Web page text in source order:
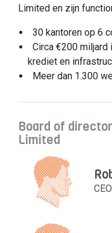
Limited en zijn
30 kantoren op 6
Circa €200 miljard
krediet en
Meer dan 1.300
Board of
Limited
CEO